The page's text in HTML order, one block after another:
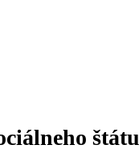
štátu